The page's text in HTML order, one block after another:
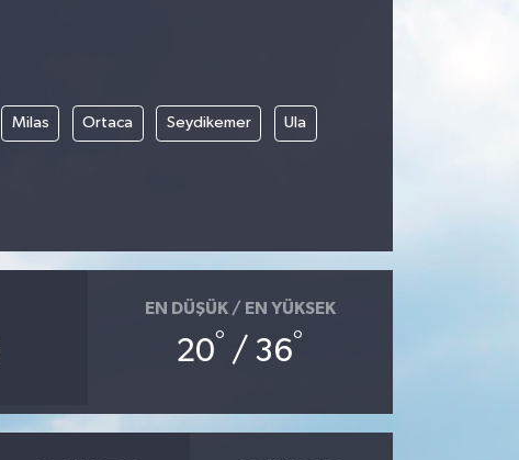
Milas Ortaca Seydikemer Ula
EN DÜŞÜK / EN YÜKSEK
20° / 36°